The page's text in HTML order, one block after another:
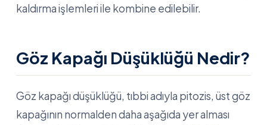
kaldırma işlemleri ile kombine edilebilir.
Göz Kapağı Düşüklüğü Nedir?
Göz kapağı düşüklüğü, tıbbi adıyla pitozis, üst göz
kapağının normalden daha aşağıda yer alması